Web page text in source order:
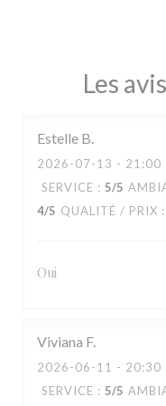
Les
Estelle B
2026-07-13 - 21:00
SERVICE : 5/5
4/5 QUALITÉ / PRIX :
Oui
Viviana F
2026-06-11 - 20:30
SERVICE : 5/5